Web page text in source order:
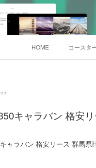
HOME コースタ
キャラバン 格安
ャラバン 格安リース 群馬